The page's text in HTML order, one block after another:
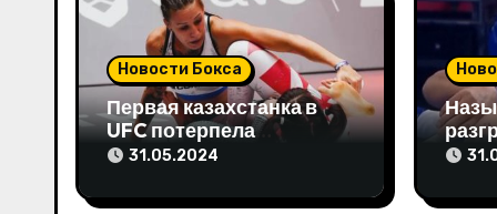
и
п
Новости Бокса
Первая казахстанка в
UFC потерпела
досрочное поражение и
31.05.2024
бой